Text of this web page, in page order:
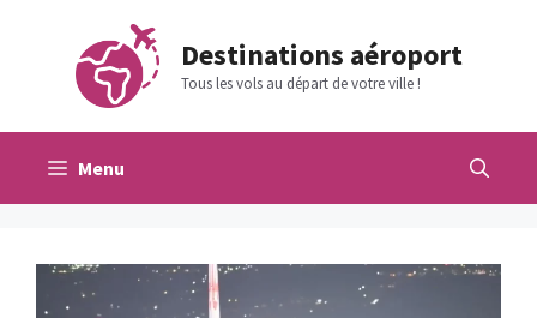
contenu
Destinations aéroport
Tous les vols au départ de votre ville !
Menu